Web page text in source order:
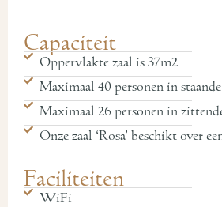
Capaciteit
Oppervlakte zaal is 37m2
Maximaal 40 personen in
Maximaal 26 personen in
Onze zaal ‘Rosa’ beschikt over
Faciliteiten
WiFi